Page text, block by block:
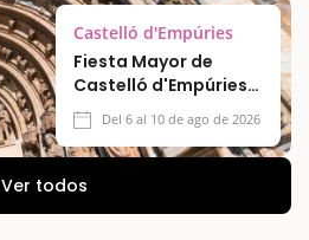
Castelló d'Empúries
Fiesta Mayor de
Castelló d'Empúries
2026Del 6 al 10 de ago de 2026
Ver todos